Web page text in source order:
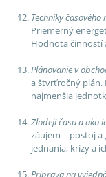
Techniky časového
Priemerný
Hodnota činností
Plánovanie v
a štvrťročný plán.
najmenšia
Zlodeji času a ako
záujem – postoj a
jednania; krízy a
Príprava na